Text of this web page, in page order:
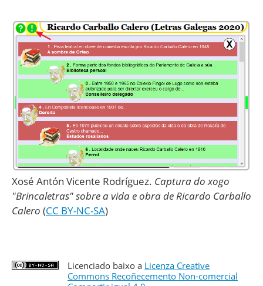
Xosé Antón Vicente Rodríguez. Captura do xogo
"Brincaletras" sobre a vida e obra de Ricardo Carballo
Calero (CC BY-NC-SA)
Licenciado baixo a Licenza Creative
Commons Recoñecemento Non-comercial